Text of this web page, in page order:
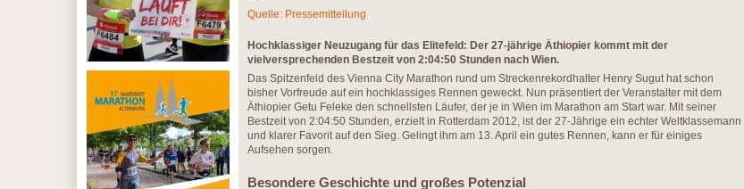
Quelle: Pressemitteilung
Hochklassiger Neuzugang für das Elitefeld: Der 27-jährige Äthiopier kommt mit der
vielversprechenden Bestzeit von 2:04:50 Stunden nach Wien.
Das Spitzenfeld des Vienna City Marathon rund um Streckenrekordhalter Henry Sugut hat schon
bisher Vorfreude auf ein hochklassiges Rennen geweckt. Nun präsentiert der Veranstalter mit dem
Äthiopier Getu Feleke den schnellsten Läufer, der je in Wien im Marathon am Start war. Mit seiner
Bestzeit von 2:04:50 Stunden, erzielt in Rotterdam 2012, ist der 27-Jährige ein echter Weltklassemann
und klarer Favorit auf den Sieg. Gelingt ihm am 13. April ein gutes Rennen, kann er für einiges
Aufsehen sorgen.
Besondere Geschichte und großes Potenzial